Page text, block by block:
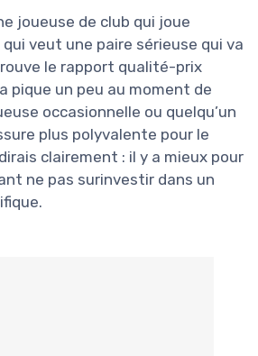
joueuse de club qui joue
veut une paire sérieuse qui va
le rapport qualité-prix
pique un peu au moment de
occasionnelle ou quelqu’un
plus polyvalente pour le
clairement : il y a mieux pour
ne pas surinvestir dans un